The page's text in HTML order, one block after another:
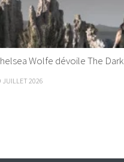
Wolfe dévoile The Dark
JUILLET 2026